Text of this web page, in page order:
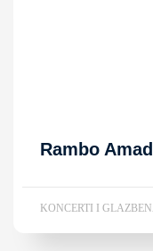
Rambo
KONCERTI I